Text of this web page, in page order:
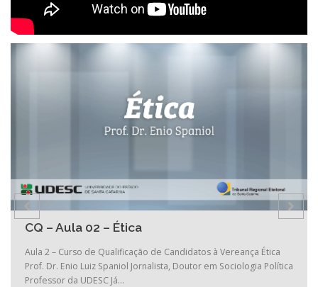
CQ – Aula 02 – Ética
Aula 2 – Curso de Qualificação de Candidatos à Vereança Ética
Prof. Dr. Enio Luiz Spaniol Jornalista, Doutor em Sociologia Política
Professor da UDESC Já…